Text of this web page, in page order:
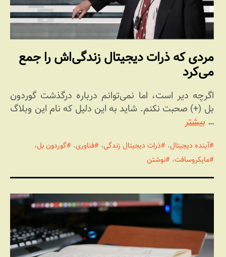
مردی که ذرات دیجیتال زندگی‌اش را جمع
می‌کرد
اگرچه دیر است، اما نمی‌توانم درباره درگذشت گوردون
بل (+) صحبت نکنم. شاید به این دلیل که نام این وبلاگ
…بیشتر
آینده دیجیتال، ذرات دیجیتال زندگی، فناوری، گوردون بل،
مایکروسافت، نوشتن